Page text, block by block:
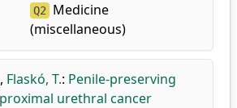
Q2 Medicine
(miscellaneous)
, Flaskó, T.: Penile-preserving
urethral cancer